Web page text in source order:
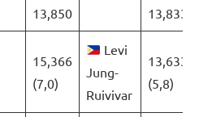
13,850
13,833
15,366
(7,0)
Levi
Jung-
Ruivivar
13,633
(5,8)